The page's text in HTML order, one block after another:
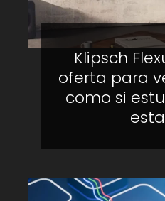
Klipsch
oferta para
como si